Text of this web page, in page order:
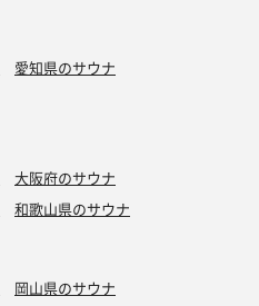
愛知県のサウナ
大阪府のサウナ
和歌山県のサウナ
岡山県のサウナ